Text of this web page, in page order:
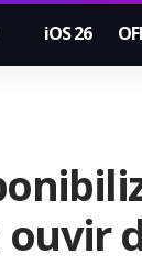
iOS 26